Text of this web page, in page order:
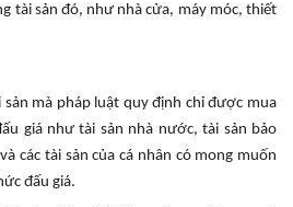
tài sản đó, như nhà cửa, máy móc, thiết
mà pháp luật quy định chỉ được mua
giá như tài sản nhà nước, tài sản bảo
các tài sản của cá nhân có mong muốn
đấu giá.